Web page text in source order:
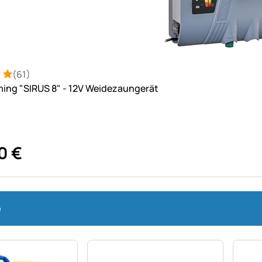
5 von 5 (61 Bewertungen)
(61)
"SIRUS 8" - 12V Weidezaungerät
€